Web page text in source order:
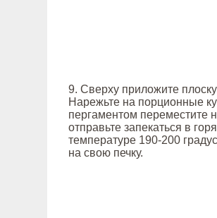
9. Сверху приложите
Нарежьте на порционные
пергаментом переместите
отправьте запекаться в
температуре 190-200
на свою печку.